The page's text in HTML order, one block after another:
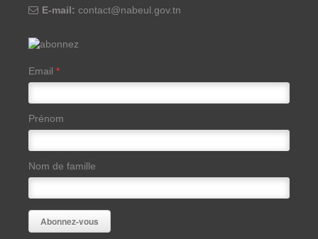
E-mail: contact@nabeul.gov.tn
Email *
Prénom
Nom de famille